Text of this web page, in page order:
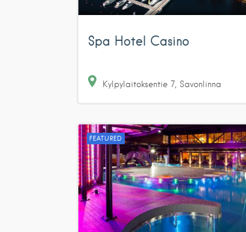
Spa Hotel Casino
Kylpylaitoksentie 7 Savonlinna
FEATURED